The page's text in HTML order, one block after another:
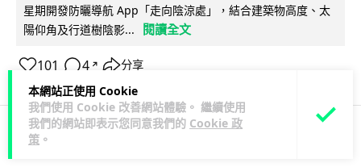
本網站正使用 Cookie
我們使用 Cookie 改善網站體驗。 繼續使用
我們的網站即表示您同意我們的 Cookie 政
策 。
星期開發防曬導航 App「走向陰涼處」，結合建築物高度、太
陽仰角及行道樹陰影...
閱讀全文
101 4 ↗ 分享
3C科技